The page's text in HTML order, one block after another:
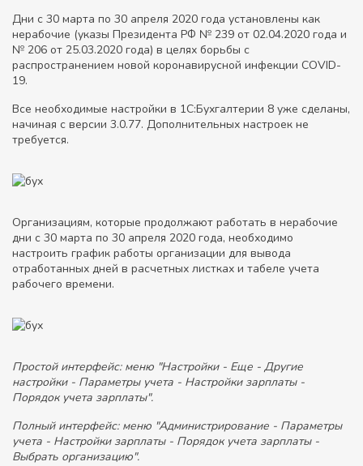
Дни с 30 марта по 30 апреля 2020 года установлены как
нерабочие (указы Президента РФ № 239 от 02.04.2020 года и
№ 206 от 25.03.2020 года) в целях борьбы с
распространением новой коронавирусной инфекции COVID-
19.
Все необходимые настройки в 1С:Бухгалтерии 8 уже сделаны,
начиная с версии 3.0.77. Дополнительных настроек не
требуется.
Организациям, которые продолжают работать в нерабочие
дни с 30 марта по 30 апреля 2020 года, необходимо
настроить график работы организации для вывода
отработанных дней в расчетных листках и табеле учета
рабочего времени.
Простой интерфейс: меню "Настройки - Еще - Другие
настройки - Параметры учета - Настройки зарплаты -
Порядок учета зарплаты".
Полный интерфейс: меню "Администрирование - Параметры
учета - Настройки зарплаты - Порядок учета зарплаты -
Выбрать организацию".